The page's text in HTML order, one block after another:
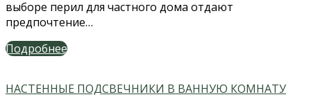
выборе перил для частного дома отдают
предпочтение…
Подробнее
НАСТЕННЫЕ ПОДСВЕЧНИКИ В ВАННУЮ КОМНАТУ